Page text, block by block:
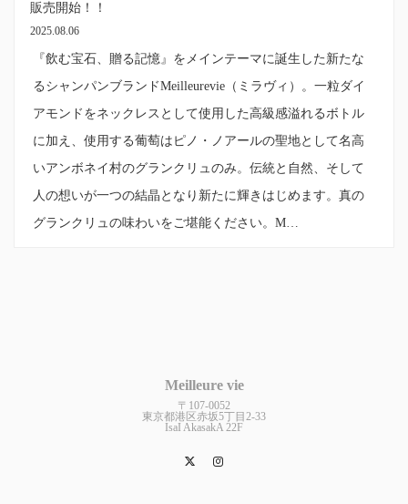
販売開始！！
2025.08.06
『飲む宝石、贈る記憶』をメインテーマに誕生した新たな
るシャンパンブランドMeilleurevie（ミラヴィ）。一粒ダイ
アモンドをネックレスとして使用した高級感溢れるボトル
に加え、使用する葡萄はピノ・ノアールの聖地として名高
いアンボネイ村のグランクリュのみ。伝統と自然、そして
人の想いが一つの結晶となり新たに輝きはじめます。真の
グランクリュの味わいをご堪能ください。M…
Meilleure vie
〒107-0052
東京都港区赤坂5丁目2-33
IsaI AkasakA 22F
Twitter